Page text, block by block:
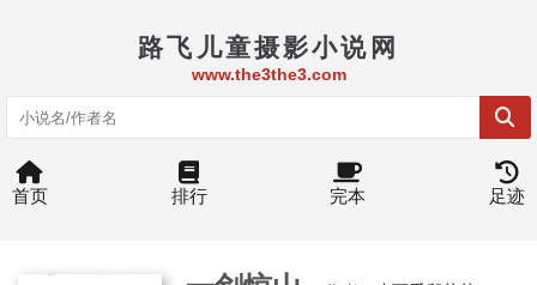
路飞儿童摄影小说网
www.the3the3.com
首页 排行 完本 足迹